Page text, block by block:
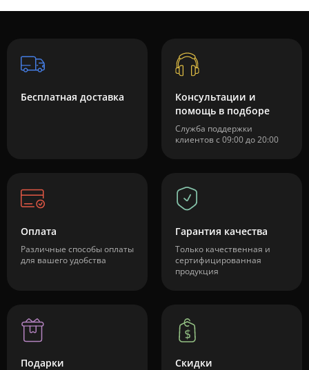
Бесплатная доставка
Консультации и
помощь в подборе
Служба поддержки
клиентов с 09:00 до 20:00
Оплата
Различные способы оплаты
для вашего удобства
Гарантия качества
Только качественная и
сертифицированная
продукция
Подарки Скидки